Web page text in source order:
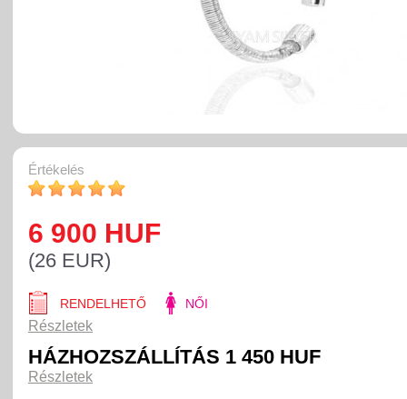
Értékelés
6 900 HUF
(26 EUR)
RENDELHETŐ
Részletek
NŐI
HÁZHOZSZÁLLÍTÁS 1 450 HUF
Részletek